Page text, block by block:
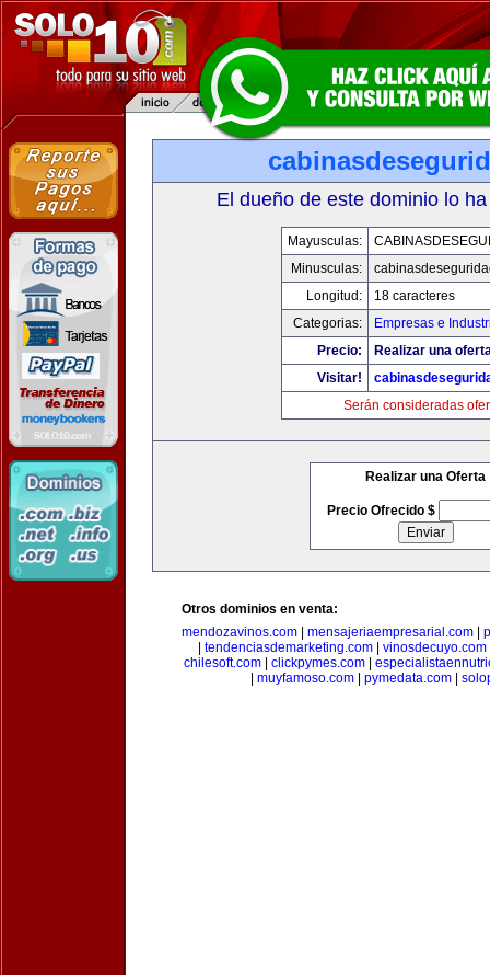
El dueño de este dominio lo
Mayusculas:
Minusculas:
Longitud:
18 caracteres
Categorias:
Empresas e
Precio:
Realizar una
Visitar!
Serán consideradas
Realizar una Oferta
Precio Ofrecido $
Otros dominios en venta:
mendozavinos.com
mensajeriaempresarial.com
tendenciasdemarketing.com| vinosdecuyo.com
chilesoft.com
clickpymes.com
muyfamoso.com pymedata.com